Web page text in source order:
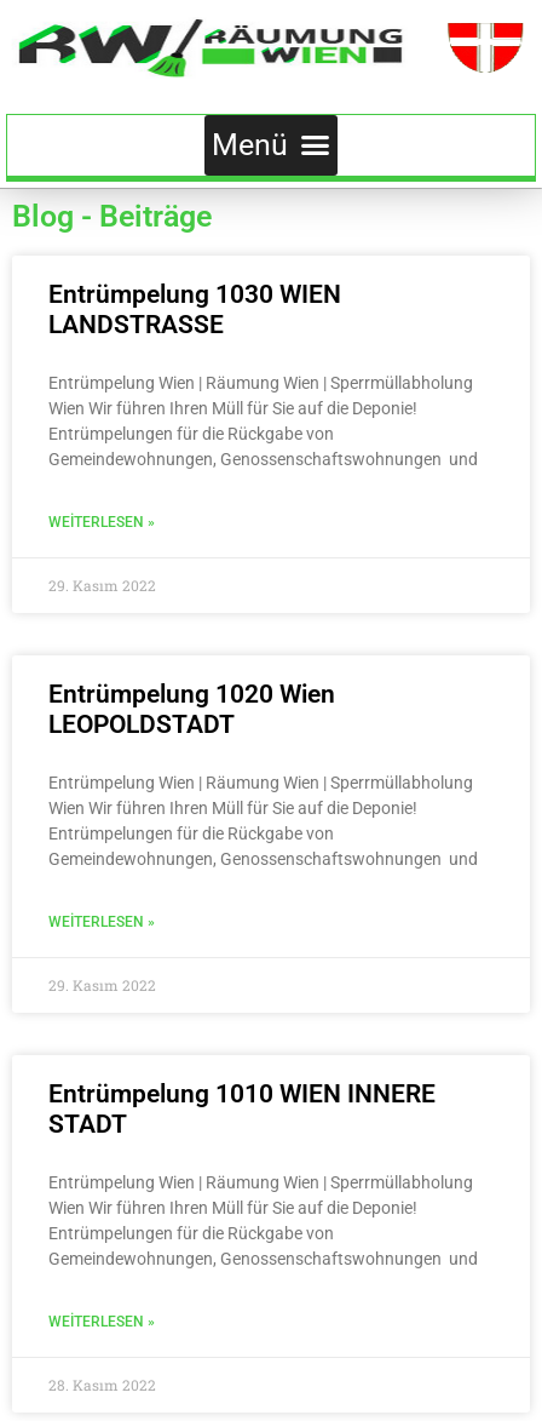
Blog - Beiträge
Entrümpelung 1030 WIEN
LANDSTRASSE
Entrümpelung Wien | Räumung Wien | Sperrmüllabholung
Wien Wir führen Ihren Müll für Sie auf die Deponie!
Entrümpelungen für die Rückgabe von
Gemeindewohnungen, Genossenschaftswohnungen und
WEITERLESEN »
29. Kasım 2022
Entrümpelung 1020 Wien
LEOPOLDSTADT
Entrümpelung Wien | Räumung Wien | Sperrmüllabholung
Wien Wir führen Ihren Müll für Sie auf die Deponie!
Entrümpelungen für die Rückgabe von
Gemeindewohnungen, Genossenschaftswohnungen und
WEITERLESEN »
29. Kasım 2022
Entrümpelung 1010 WIEN INNERE
STADT​
Entrümpelung Wien | Räumung Wien | Sperrmüllabholung
Wien Wir führen Ihren Müll für Sie auf die Deponie!
Entrümpelungen für die Rückgabe von
Gemeindewohnungen, Genossenschaftswohnungen und
WEITERLESEN »
28. Kasım 2022